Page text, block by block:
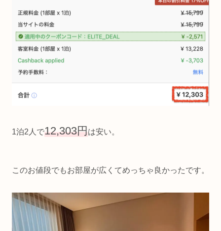
1泊2人で12,303円は安い。
このお値段でもお部屋が広くてめっちゃ良かったです。